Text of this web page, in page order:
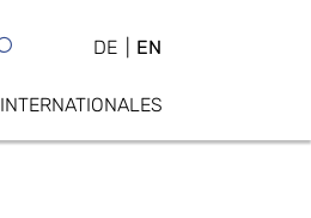
DE EN
INTERNATIONALES